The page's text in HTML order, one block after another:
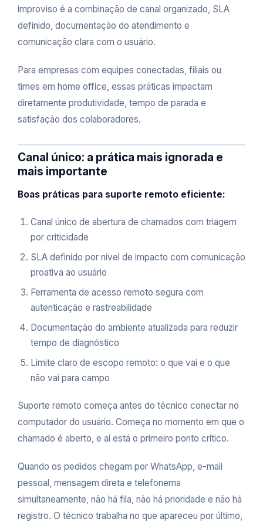
improviso é a combinação de canal organizado, SLA
definido, documentação do atendimento e
comunicação clara com o usuário.
Para empresas com equipes conectadas, filiais ou
times em home office, essas práticas impactam
diretamente produtividade, tempo de parada e
satisfação dos colaboradores.
Canal único: a prática mais ignorada e
mais importante
Boas práticas para suporte remoto eficiente:
Canal único de abertura de chamados com triagem
por criticidade
SLA definido por nível de impacto com comunicação
proativa ao usuário
Ferramenta de acesso remoto segura com
autenticação e rastreabilidade
Documentação do ambiente atualizada para reduzir
tempo de diagnóstico
Limite claro de escopo remoto: o que vai e o que
não vai para campo
Suporte remoto começa antes do técnico conectar no
computador do usuário. Começa no momento em que o
chamado é aberto, e aí está o primeiro ponto crítico.
Quando os pedidos chegam por WhatsApp, e-mail
pessoal, mensagem direta e telefonema
simultaneamente, não há fila, não há prioridade e não há
registro. O técnico trabalha no que apareceu por último,